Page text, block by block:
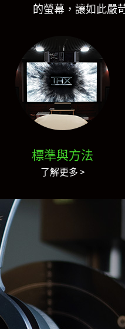
的螢幕，讓如此嚴
標準與方法
了解更多